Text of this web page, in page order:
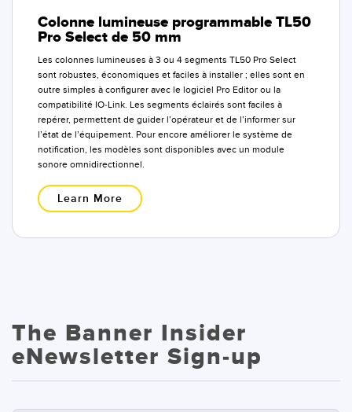
Colonne lumineuse programmable TL50
Pro Select de 50 mm
Les colonnes lumineuses à 3 ou 4 segments TL50 Pro Select
sont robustes, économiques et faciles à installer ; elles sont en
outre simples à configurer avec le logiciel Pro Editor ou la
compatibilité IO-Link. Les segments éclairés sont faciles à
repérer, permettent de guider l’opérateur et de l’informer sur
l’état de l’équipement. Pour encore améliorer le système de
notification, les modèles sont disponibles avec un module
sonore omnidirectionnel.
Learn More
The Banner Insider
eNewsletter Sign-up